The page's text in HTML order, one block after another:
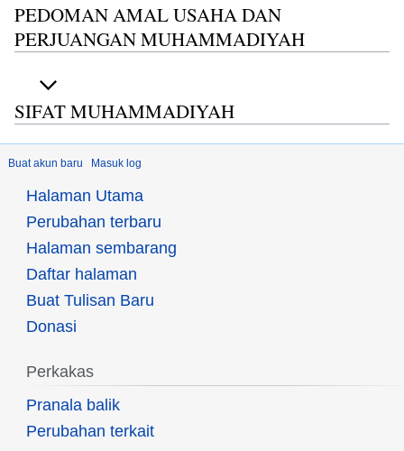
PEDOMAN AMAL USAHA DAN
PERJUANGAN MUHAMMADIYAH
SIFAT MUHAMMADIYAH
Buat akun baru Masuk log
Halaman Utama
Perubahan terbaru
Halaman sembarang
Daftar halaman
Buat Tulisan Baru
Donasi
Perkakas
Pranala balik
Perubahan terkait